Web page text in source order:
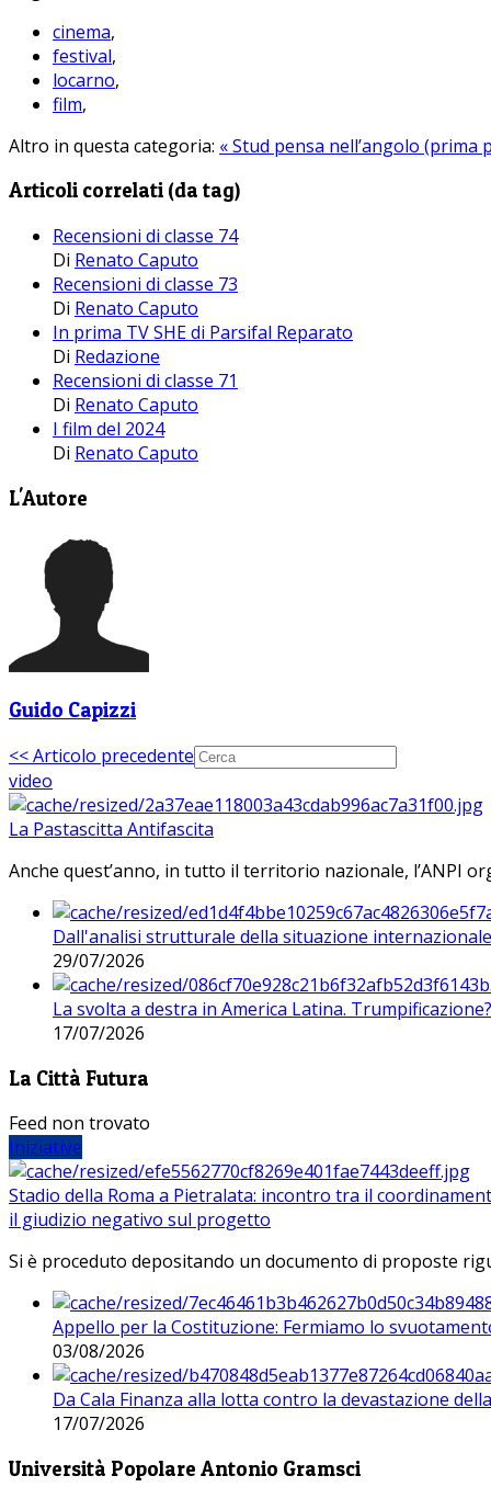
cinema,
festival,
locarno,
film,
Altro in questa categoria: « Stud pensa nell’angolo (prima
Articoli correlati (da tag)
Recensioni di classe 74
Di Renato Caputo
Recensioni di classe 73
Di Renato Caputo
In prima TV SHE di Parsifal Reparato
Di Redazione
Recensioni di classe 71
Di Renato Caputo
I film del 2024
Di Renato Caputo
L'Autore
Guido Capizzi
<< Articolo precedente
video
La Pastascitta Antifascita
Anche quest’anno, in tutto il territorio nazionale, l’ANPI
Dall'analisi strutturale della situazione
29/07/2026
La svolta a destra in America Latina. Trumpificazione?
17/07/2026
La Città Futura
Feed non trovato
Iniziative
Stadio della Roma a Pietralata: incontro tra il
il giudizio negativo sul progetto
Si è proceduto depositando un documento di proposte
Appello per la Costituzione: Fermiamo lo
03/08/2026
Da Cala Finanza alla lotta contro la devastazione
17/07/2026
Università Popolare Antonio Gramsci